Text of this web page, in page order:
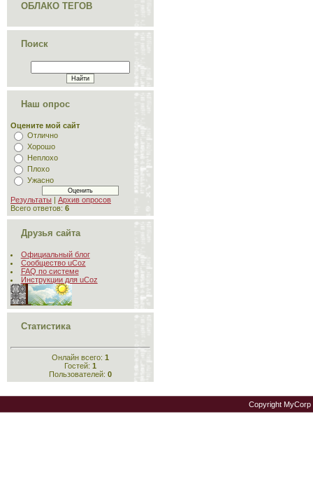
ОБЛАКО ТЕГОВ
Поиск
Наш опрос
Оцените мой сайт
Отлично
Хорошо
Неплохо
Плохо
Ужасно
Результаты | Архив опросов
Всего ответов: 6
Друзья сайта
Официальный блог
Сообщество uCoz
FAQ по системе
Инструкции для uCoz
Статистика
Онлайн всего: 1
Гостей: 1
Пользователей: 0
Copyright MyCorp